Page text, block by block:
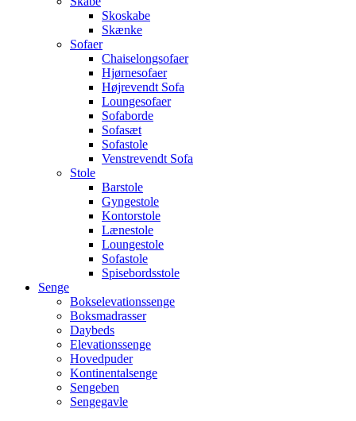
Skoskabe
Skænke
Sofaer
Chaiselongsofaer
Hjørnesofaer
Højrevendt Sofa
Loungesofaer
Sofaborde
Sofasæt
Sofastole
Venstrevendt Sofa
Stole
Barstole
Gyngestole
Kontorstole
Lænestole
Loungestole
Sofastole
Spisebordsstole
Senge
Bokselevationssenge
Boksmadrasser
Daybeds
Elevationssenge
Hovedpuder
Kontinentalsenge
Sengeben
Sengegavle